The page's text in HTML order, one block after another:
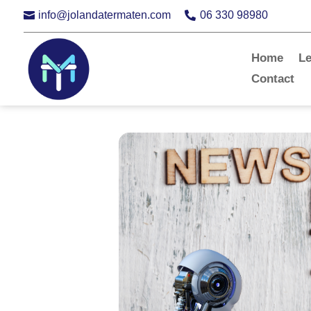
 info@jolandatermaten.com  06 330 98980
Home
Contact